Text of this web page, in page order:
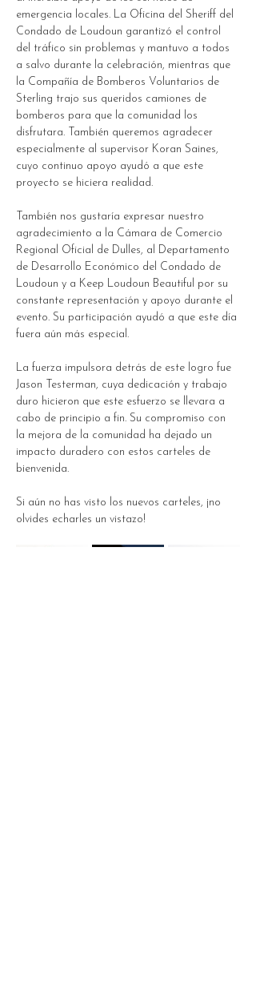
emergencia locales. La Oficina del Sheriff del
Condado de Loudoun garantizó el control
del tráfico sin problemas y mantuvo a todos
a salvo durante la celebración, mientras que
la Compañía de Bomberos Voluntarios de
Sterling trajo sus queridos camiones de
bomberos para que la comunidad los
disfrutara. También queremos agradecer
especialmente al supervisor Koran Saines,
cuyo continuo apoyo ayudó a que este
proyecto se hiciera realidad.
También nos gustaría expresar nuestro
agradecimiento a la Cámara de Comercio
Regional Oficial de Dulles, al Departamento
de Desarrollo Económico del Condado de
Loudoun y a Keep Loudoun Beautiful por su
constante representación y apoyo durante el
evento. Su participación ayudó a que este día
fuera aún más especial.
La fuerza impulsora detrás de este logro fue
Jason Testerman, cuya dedicación y trabajo
duro hicieron que este esfuerzo se llevara a
cabo de principio a fin. Su compromiso con
la mejora de la comunidad ha dejado un
impacto duradero con estos carteles de
bienvenida.
Si aún no has visto los nuevos carteles, ¡no
olvides echarles un vistazo!